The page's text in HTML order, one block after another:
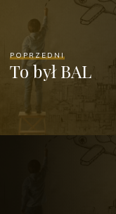
POPRZEDNI
To był BAL